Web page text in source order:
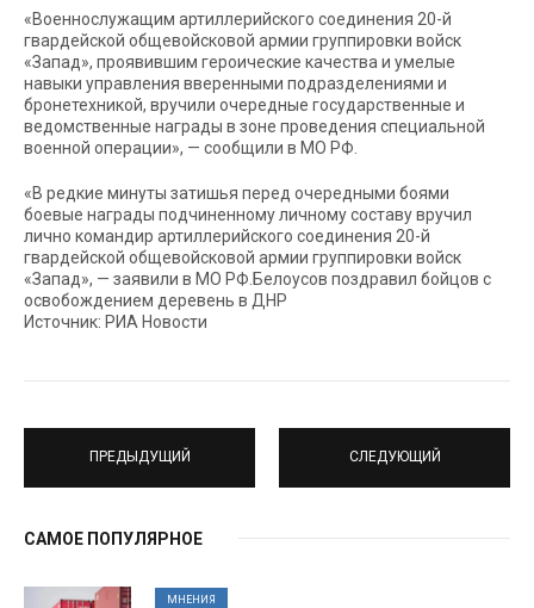
«Военнослужащим артиллерийского соединения 20-й
гвардейской общевойсковой армии группировки войск
«Запад», проявившим героические качества и умелые
навыки управления вверенными подразделениями и
бронетехникой, вручили очередные государственные и
ведомственные награды в зоне проведения специальной
военной операции», — сообщили в МО РФ.
«В редкие минуты затишья перед очередными боями
боевые награды подчиненному личному составу вручил
лично командир артиллерийского соединения 20-й
гвардейской общевойсковой армии группировки войск
«Запад», — заявили в МО РФ.Белоусов поздравил бойцов с
освобождением деревень в ДНР
Источник: РИА Новости
ПРЕДЫДУЩИЙ СЛЕДУЮЩИЙ
САМОЕ ПОПУЛЯРНОЕ
МНЕНИЯ